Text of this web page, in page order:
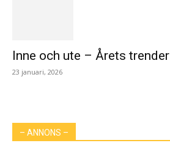
Inne och ute – Årets trender
23 januari, 2026
– ANNONS –